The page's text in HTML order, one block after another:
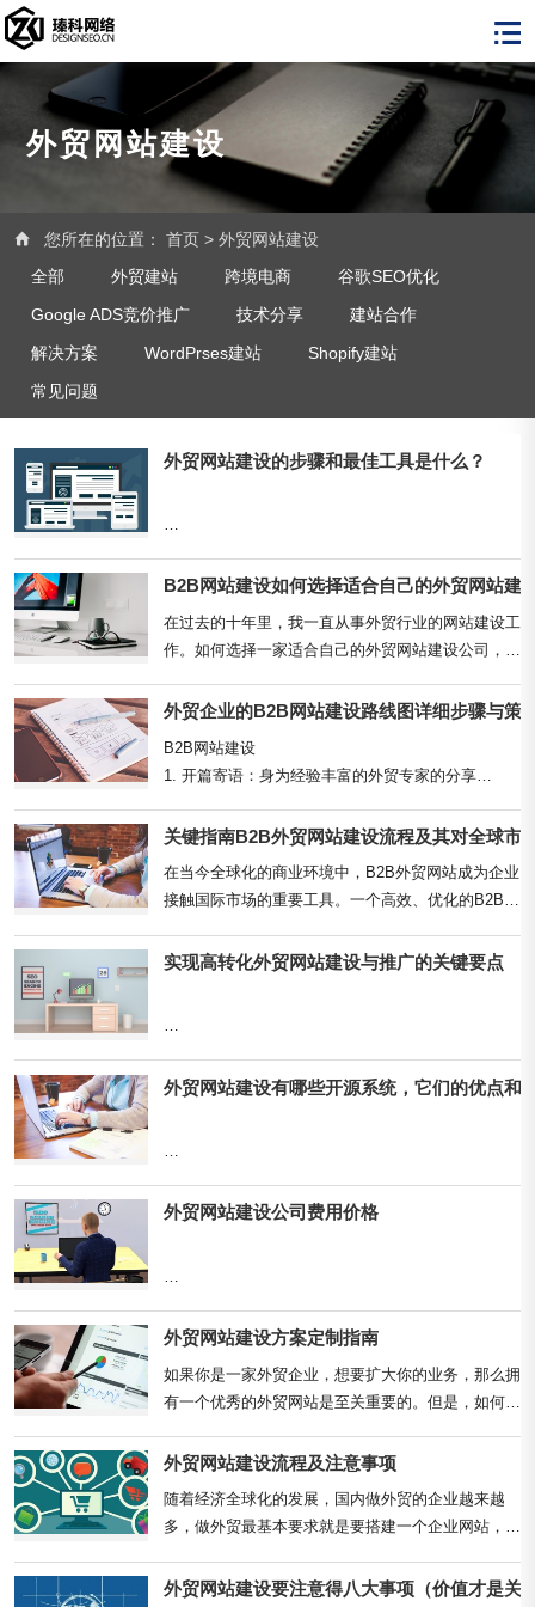
外贸网站建设
您所在的位置： 首页 > 外贸网站建设
全部
外贸建站 跨境电商
谷歌SEO优化
Google ADS竞价推广
技术分享
建站合作
解决方案
WordPrses建站
Shopify建站
常见问题
外贸网站建设的步骤和最佳工具是什么？
1. 确定网站目标与受众
在开始建设外贸网站之前，首先需要明确网站的目标
和受众。了解你的目标客户是谁，他们的需求是什
么，以及...
B2B网站建设如何选择适合自己的外贸网站建
在过去的十年里，我一直从事外贸行业的网站建设工
作。如何选择一家适合自己的外贸网站建设公司，是
经验丰富的...
外贸企业的B2B网站建设路线图详细步骤与策
B2B网站建设
1. 开篇寄语：身为经验丰富的外贸专家的分享
效的B2B网站对于企业的重要性。它不仅是我们的数
关键指南B2B外贸网站建设流程及其对全球市
在当今全球化的商业环境中，B2B外贸网站成为企业
接触国际市场的重要工具。一个高效、优化的B2B外
知名度和增...
实现高转化外贸网站建设与推广的关键要点
1.1 明确目标
确定网站的主要目标：增加销售、获取潜在客户、提
升品牌知名度等。明确目标有助于制定更有针对性的
策略。
...
外贸网站建设有哪些开源系统，它们的优点和
在外贸网站建设中，选择合适的开源系统可以极大地
提升网站的性能和功能，同时也能节省开发成本。开
源系统通常提供丰富的插件和主题支持，具有高度
外贸网站建设公司费用价格
序号
1
外贸网站建设公司费用价格概述 (H1)
外贸网站建设方案定制指南
如果你是一家外贸企业，想要扩大你的业务，那么拥
有一个优秀的外贸网站是至关重要的。但是，如何定
需要考虑...
外贸网站建设流程及注意事项
随着经济全球化的发展，国内做外贸的企业越来越
多，做外贸最基本要求就是要搭建一个企业网站，那
化的小编来...
外贸网站建设要注意得八大事项（价值才是关